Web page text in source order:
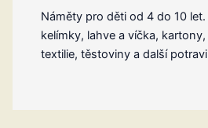
Náměty pro děti od 4 do 10
kelímky, lahve a víčka,
textilie, těstoviny a další